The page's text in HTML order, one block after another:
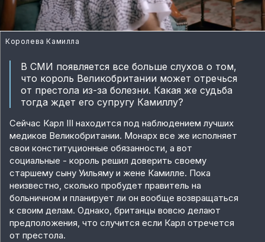
Королева Камилла
В СМИ появляется все больше слухов о том,
что король Великобритании может отречься
от престола из-за болезни. Какая же судьба
тогда ждет его супругу Камиллу?
Сейчас Карл III находится под наблюдением лучших
медиков Великобритании. Монарх все же исполняет
свои конституционные обязанности, а вот
социальные - король решил доверить своему
старшему сыну Уильяму и жене Камилле. Пока
неизвестно, сколько пробудет правитель на
больничном и планирует ли он вообще возвращаться
к своим делам. Однако, британцы вовсю делают
предположения, что случится если Карл отречется
от престола.